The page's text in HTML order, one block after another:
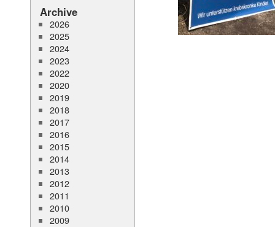
Archive
2026
2025
2024
2023
2022
2020
2019
2018
2017
2016
2015
2014
2013
2012
2011
2010
2009